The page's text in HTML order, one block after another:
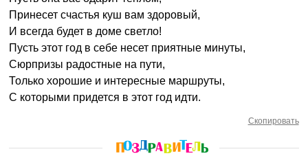
Принесет счастья куш вам здоровый,
И всегда будет в доме светло!
Пусть этот год в себе несет приятные минуты,
Сюрпризы радостные на пути,
Только хорошие и интересные маршруты,
С которыми придется в этот год идти.
Скопировать